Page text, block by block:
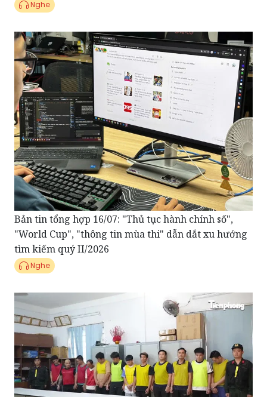
Bản tin tổng hợp 16/07: "Thủ tục hành chính số",
"World Cup", "thông tin mùa thi" dẫn dắt xu hướng
tìm kiếm quý II/2026
Nghe